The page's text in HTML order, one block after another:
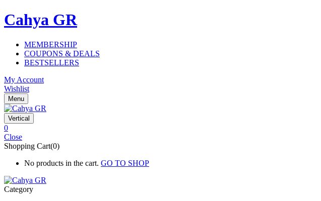
Cahya GR
MEMBERSHIP
COUPONS & DEALS
BESTSELLERS
My Account
Wishlist
Menu
Vertical
0
Close
Shopping Cart(0)
No products in the cart. GO TO SHOP
Category